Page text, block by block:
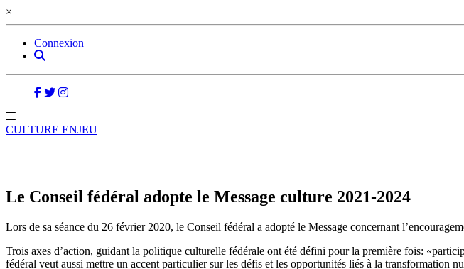
×
Connexion
CULTURE ENJEU
Le Conseil fédéral adopte le Message culture 2021-2024
Lors de sa séance du 26 février 2020, le Conseil fédéral a adopté le Message concernant
Trois axes d’action, guidant la politique culturelle fédérale ont été défini pour la première fois:
fédéral veut aussi mettre un accent particulier sur les défis et les opportunités liés à la transformation